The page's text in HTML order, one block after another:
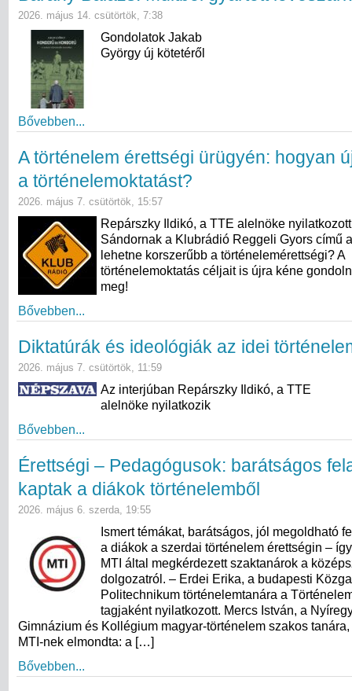
2026. május 14. csütörtök, 7:38
Gondolatok Jakab
György új kötetéről
Bővebben...
A történelem érettségi ürügyén: hogyan
a történelemoktatást?
2026. május 7. csütörtök, 15:57
Repárszky Ildikó, a TTE alelnöke
Sándornak a Klubrádió Reggeli Gyors című
lehetne korszerűbb a történelemérettségi? A
történelemoktatás céljait is újra kéne
meg!
Bővebben...
Diktatúrák és ideológiák az idei
2026. május 7. csütörtök, 11:59
Az interjúban Repárszky Ildikó, a TTE
alelnöke nyilatkozik
Bővebben...
Érettségi – Pedagógusok: barátságos
kaptak a diákok történelemből
2026. május 6. szerda, 19:55
Ismert témákat, barátságos, jól megoldható
a diákok a szerdai történelem érettségin –
MTI által megkérdezett szaktanárok a
dolgozatról. – Erdei Erika, a budapesti
Politechnikum történelemtanára a
tagjaként nyilatkozott. Mercs István, a
Gimnázium és Kollégium magyar-történelem szakos
MTI-nek elmondta: a […]
Bővebben...